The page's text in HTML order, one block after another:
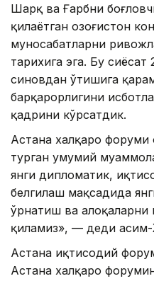
Шарқ ва Ғарбни
қилаётган Қозоғистон
муносабатларни
тарихига эга. Бу
синовдан ўтишига
барқарорлигини
қадрини кўрсатдик.
Астана халқаро
турган умумий
янги дипломатик,
белгилаш мақсадида
ўрнатиш ва
қиламиз», — деди
Астана иқтисодий
Астана халқаро